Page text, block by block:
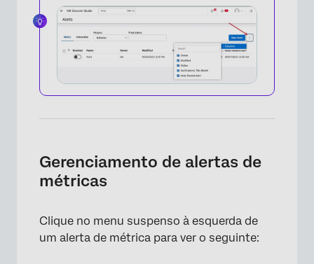
Gerenciamento de alertas de
métricas
Clique no menu suspenso à esquerda de
um alerta de métrica para ver o seguinte: